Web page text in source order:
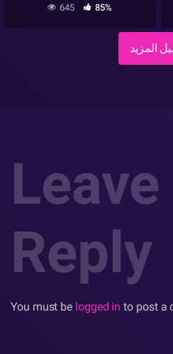
645 85%
المزيد
Leave
Reply
You must be logged in to post a